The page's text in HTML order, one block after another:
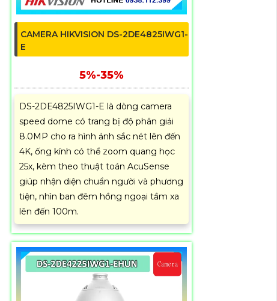
CAMERA HIKVISION DS-2DE4825IWG1-
E
5%-35%
DS-2DE4825IWG1-E là dòng camera
speed dome có trang bị độ phân giải
8.0MP cho ra hình ảnh sắc nét lên đến
4K, ống kính có thể zoom quang học
25x, kèm theo thuật toán AcuSense
giúp nhận diện chuẩn người và phương
tiện, nhìn ban đêm hồng ngoại tầm xa
lên đến 100m.